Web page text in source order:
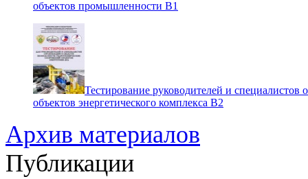
объектов промышленности В1
Тестирование руководителей и специалистов
объектов энергетического комплекса В2
Архив материалов
Публикации